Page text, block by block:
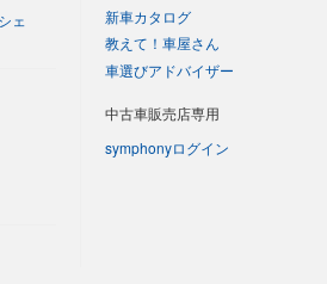
ェ
新車カタログ
教えて！車屋さん
車選びアドバイザー
中古車販売店専用
symphonyログイン